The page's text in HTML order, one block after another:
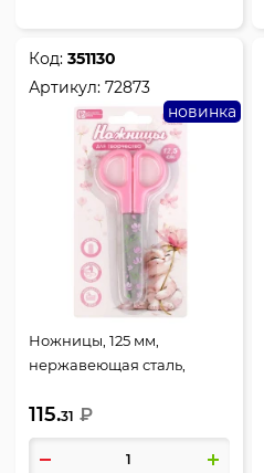
Код:351130
Артикул:72873
новинка
Ножницы, 125 мм,
нержавеющая сталь,
пластиковый футляр,
европодвес, Кот с
цветком, Феникс, 72873
115.31 ₽